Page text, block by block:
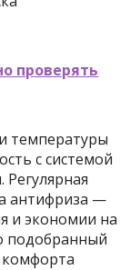
проверять
температуры
с системой
антифриза —
и экономии на
подобранный
комфорта